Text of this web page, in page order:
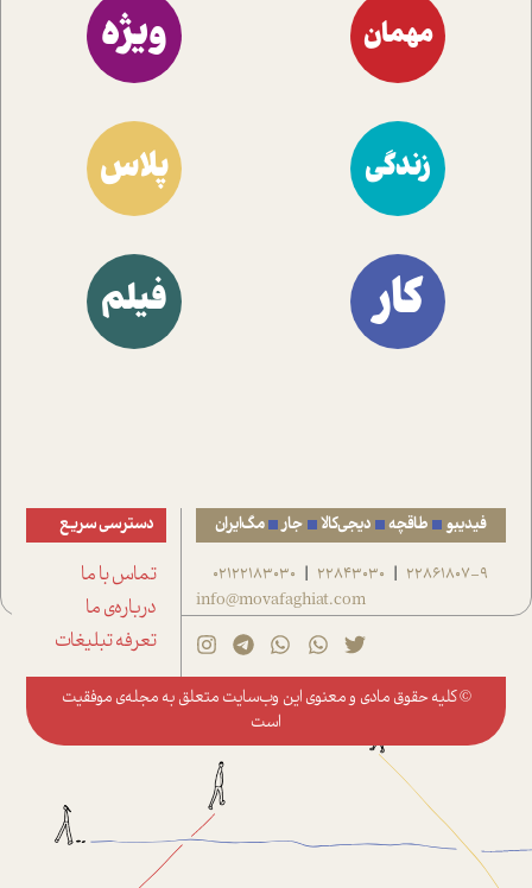
مهمان ویژه
زندگی پلاس
کار فیلم
فیدیبو طاقچه دیجی‌کالا جار مگ‌ایران
22861807-9
|
22843030
|
02122183030
info@movafaghiat.com
دسترسی سریع
تماس با ما
درباره‌ی ما
تعرفه تبلیغات
© کلیه حقوق مادی و معنوی این وب‌سایت متعلق به مجله‌ی موفقیت
است